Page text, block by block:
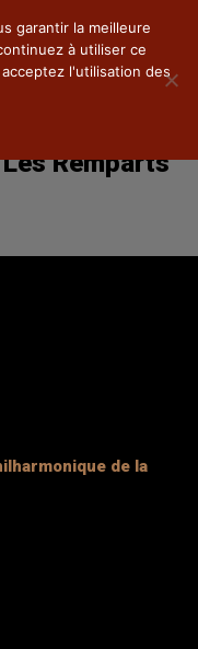
Remparts
de la
garantir la meilleure
à utiliser ce
l'utilisation des